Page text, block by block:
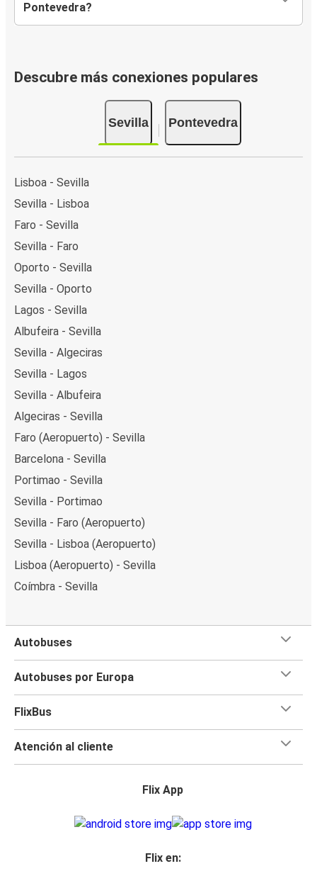
Pontevedra?
Descubre más conexiones populares
Sevilla Pontevedra
Lisboa - Sevilla
Sevilla - Lisboa
Faro - Sevilla
Sevilla - Faro
Oporto - Sevilla
Sevilla - Oporto
Lagos - Sevilla
Albufeira - Sevilla
Sevilla - Algeciras
Sevilla - Lagos
Sevilla - Albufeira
Algeciras - Sevilla
Faro (Aeropuerto) - Sevilla
Barcelona - Sevilla
Portimao - Sevilla
Sevilla - Portimao
Sevilla - Faro (Aeropuerto)
Sevilla - Lisboa (Aeropuerto)
Lisboa (Aeropuerto) - Sevilla
Coímbra - Sevilla
Autobuses
Autobuses por Europa
FlixBus
Atención al cliente
Flix App
Flix en: